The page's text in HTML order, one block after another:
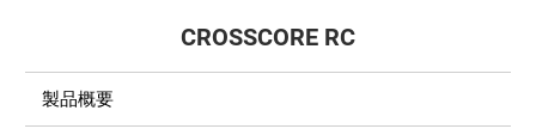
CROSSCORE RC
製品概要